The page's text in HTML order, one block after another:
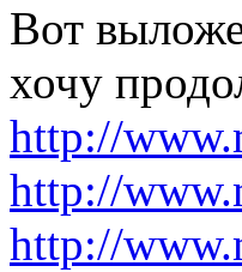
Вот
хочу
http://
http://
http://